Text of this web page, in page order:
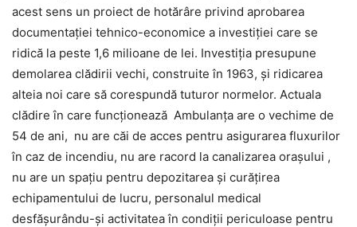
acest sens un proiect de hotărâre privind aprobarea
documentaţiei tehnico-economice a investiţiei care se
ridică la peste 1,6 milioane de lei. Investiţia presupune
demolarea clădirii vechi, construite în 1963, şi ridicarea
alteia noi care să corespundă tuturor normelor. Actuala
clădire în care funcţionează Ambulanţa are o vechime de
54 de ani, nu are căi de acces pentru asigurarea fluxurilor
în caz de incendiu, nu are racord la canalizarea oraşului ,
nu are un spaţiu pentru depozitarea şi curăţirea
echipamentului de lucru, personalul medical
desfăşurându-şi activitatea în condiţii periculoase pentru